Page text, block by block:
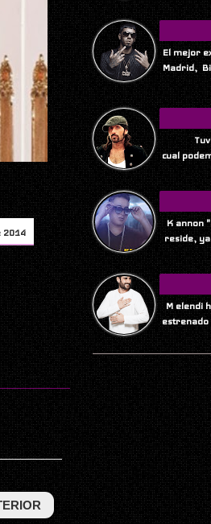
2014
El mejor
Madrid,
Tuvimos
cual
K annon
reside, ya
M elendi
estrenado